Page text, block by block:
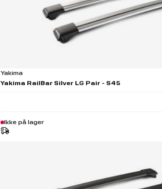
Yakima
Yakima RailBar Silver LG Pair - S45
Ikke på lager